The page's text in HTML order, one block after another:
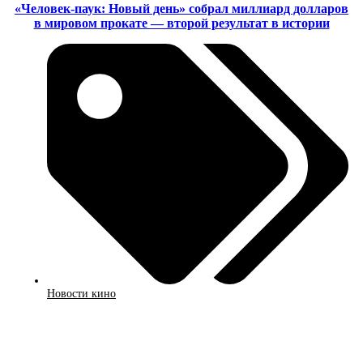
«Человек-паук: Новый день» собрал миллиард долларов
в мировом прокате — второй результат в истории
Новости кино